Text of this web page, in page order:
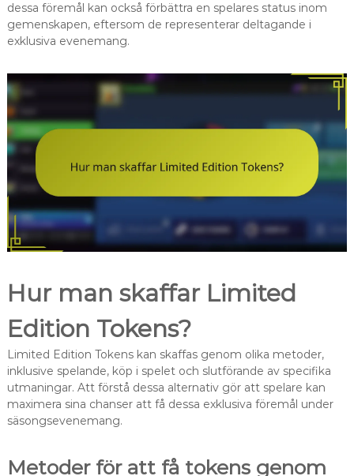
dessa föremål kan också förbättra en spelares status inom
gemenskapen, eftersom de representerar deltagande i
exklusiva evenemang.
Hur man skaffar Limited
Edition Tokens?
Limited Edition Tokens kan skaffas genom olika metoder,
inklusive spelande, köp i spelet och slutförande av specifika
utmaningar. Att förstå dessa alternativ gör att spelare kan
maximera sina chanser att få dessa exklusiva föremål under
säsongsevenemang.
Metoder för att få tokens genom